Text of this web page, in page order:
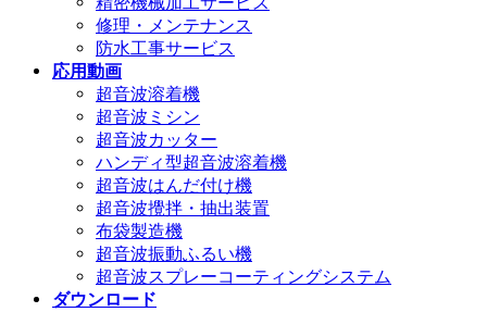
修理・メンテナンス
防水工事サービス
応用動画
超音波溶着機
超音波ミシン
超音波カッター
ハンディ型超音波溶着機
超音波はんだ付け機
超音波攪拌・抽出装置
布袋製造機
超音波振動ふるい機
超音波スプレーコーティングシステム
ダウンロード